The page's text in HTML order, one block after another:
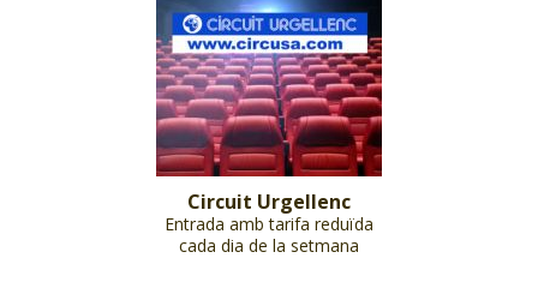
Circuit Urgellenc
Entrada amb tarifa reduïda
cada dia de la setmana